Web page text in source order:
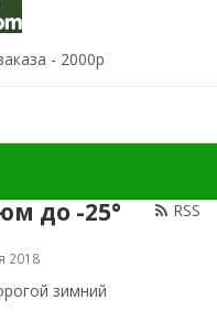
- 2000р
RSS
до -25​°​
2018
зимний